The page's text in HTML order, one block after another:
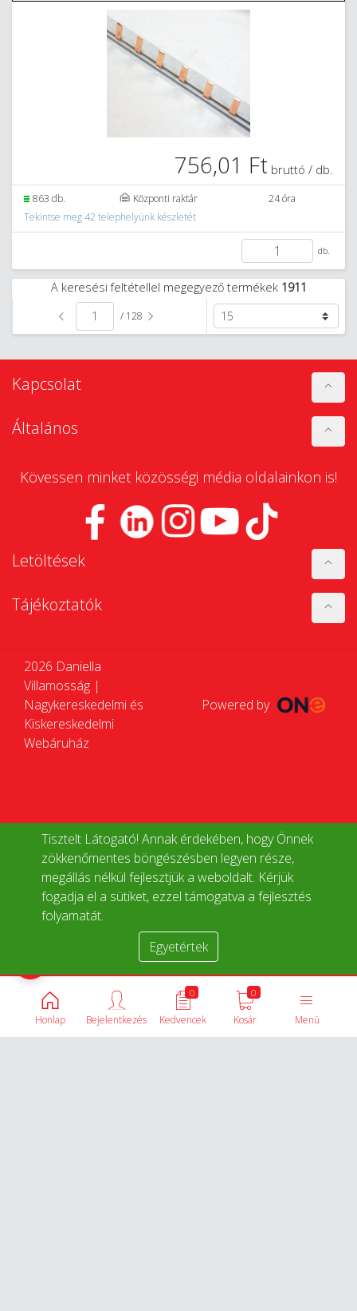
Tisztelt Látogató! Annak érdekében, hogy Önnek
zökkenőmentes böngészésben legyen része,
megállás nélkül fejlesztjük a weboldalt. Kérjük
fogadja el a sütiket, ezzel támogatva a fejlesztés
folyamatát.
Egyetértek
756,01 Ft bruttó / db.
863 db. Központi raktár
24 óra
Tekintse meg 42 telephelyünk készletét
db.
A keresési feltétellel megegyező termékek 1911
/ 128
Kapcsolat
Általános
Kövessen minket közösségi média oldalainkon is!
Letöltések
Tájékoztatók
2026 Daniella
Villamosság |
Nagykereskedelmi és
Kiskereskedelmi
Webáruház
Powered by
Honlap Menü
0
Kosár
0
Kedvencek
Bejelentkezés
Termékek összehasonlítása